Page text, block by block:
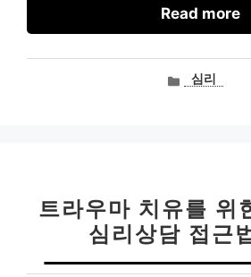
Read more
카심리
트라우마 치유를 위
심리상담 접근